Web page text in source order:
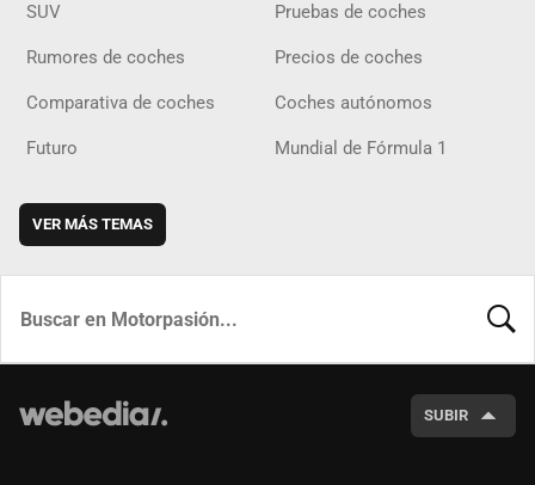
SUV Pruebas de coches
Rumores de coches Precios de coches
Comparativa de coches Coches autónomos
Futuro Mundial de Fórmula 1
VER MÁS TEMAS
SUBIR